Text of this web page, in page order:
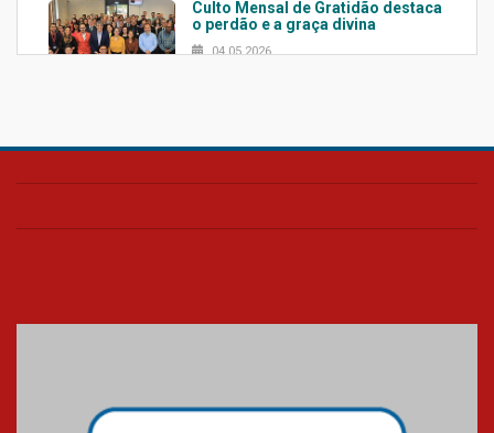
Culto Mensal de Gratidão destaca
o perdão e a graça divina
04.05.2026
Confira como foi o culto mensal